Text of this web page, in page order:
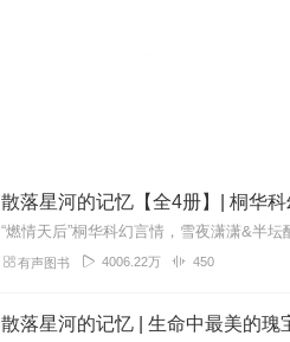
散落星河的记忆【全4册】| 桐华
有声图书 4006.22万 450
散落星河的记忆 | 生命中最美的瑰